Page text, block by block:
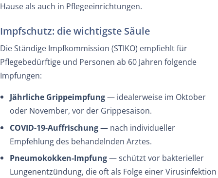
Hause als auch in Pflegeeinrichtungen.
Impfschutz: die wichtigste Säule
Die Ständige Impfkommission (STIKO) empfiehlt für
Pflegebedürftige und Personen ab 60 Jahren folgende
Impfungen:
Jährliche Grippeimpfung— idealerweise im Oktober
oder November, vor der Grippesaison.
COVID-19-Auffrischung— nach individueller
Empfehlung des behandelnden Arztes.
Pneumokokken-Impfung— schützt vor bakterieller
Lungenentzündung, die oft als Folge einer Virusinfektion